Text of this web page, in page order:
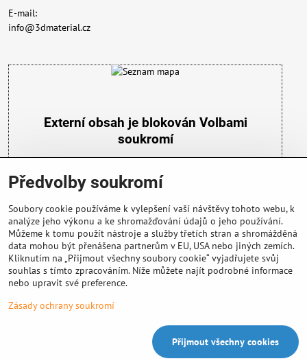
E-mail:
info@3dmaterial.cz
Externí obsah je blokován Volbami
soukromí
Přejete si načíst externí obsah?
Povolit a zapamatovat - souhlas s druhem cookie:
Funkční
Důležité info
Předvolby soukromí
Zásady ochrany soukromí
Předvolby soukromí
Soubory cookie používáme k vylepšení vaší návštěvy tohoto webu, k
analýze jeho výkonu a ke shromažďování údajů o jeho používání.
Můžeme k tomu použít nástroje a služby třetích stran a shromážděná
data mohou být přenášena partnerům v EU, USA nebo jiných zemích.
Kliknutím na „Přijmout všechny soubory cookie“ vyjadřujete svůj
souhlas s tímto zpracováním. Níže můžete najít podrobné informace
nebo upravit své preference.
Zásady ochrany soukromí
Přijmout všechny cookies